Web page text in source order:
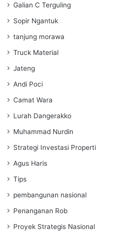
Galian C Terguling
Sopir Ngantuk
tanjung morawa
Truck Material
Jateng
Andi Poci
Camat Wara
Lurah Dangerakko
Muhammad Nurdin
Strategi Investasi Properti
Agus Haris
Tips
pembangunan nasional
Penanganan Rob
Proyek Strategis Nasional